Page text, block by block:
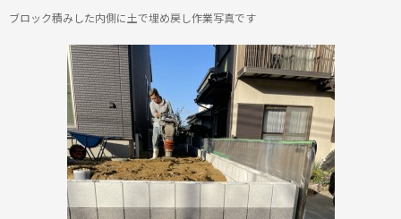
ブロック積みした内側に土で埋め戻し作業写真です